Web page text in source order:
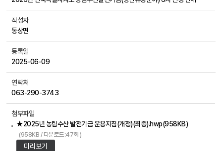
작성자
동상면
등록일
2025-06-09
연락처
063-290-3743
첨부파일
★2025년 농림수산 발전기금 운용지침(개정)(최종).hwp(958KB)
(958KB / 다운로드:47회 )
미리보기